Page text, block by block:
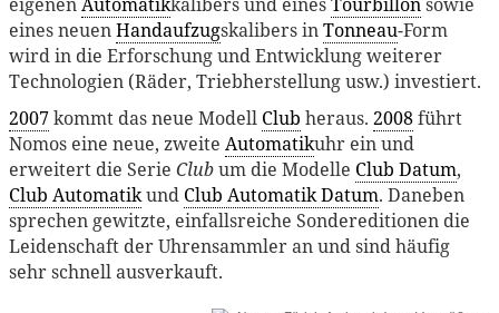
eigenenAutomatikkalibers und einesTourbillonsowie
eines neuenHandaufzugskalibers inTonneau-Form
wird in die Erforschung und Entwicklung weiterer
Technologien (Räder, Triebherstellung usw.) investiert.
2007kommt das neue Modell Club heraus. 2008führt
Nomos eine neue, zweite Automatikuhr ein und
erweitert die Serie Clubum die Modelle Club Datum,
Club Automatikund Club Automatik Datum. Daneben
sprechen gewitzte, einfallsreiche Sondereditionen die
Leidenschaft der Uhrensammler an und sind häufig
sehr schnell ausverkauft.